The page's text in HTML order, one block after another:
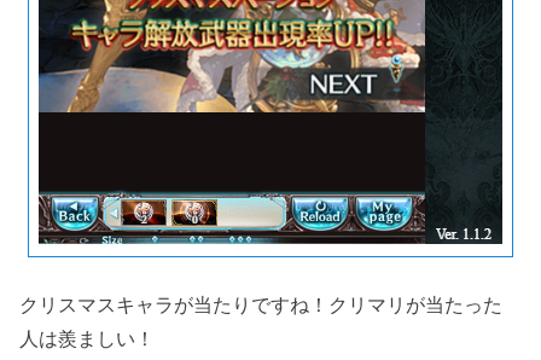
クリスマスキャラが当たりですね！クリマリが当たった
人は羨ましい！